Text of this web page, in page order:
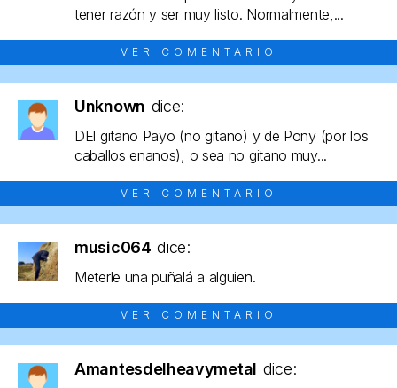
tener razón y ser muy listo. Normalmente,...
VER COMENTARIO
Unknown dice:
DEl gitano Payo (no gitano) y de Pony (por los
caballos enanos), o sea no gitano muy...
VER COMENTARIO
music064 dice:
Meterle una puñalá a alguien.
VER COMENTARIO
Amantesdelheavymetal dice: